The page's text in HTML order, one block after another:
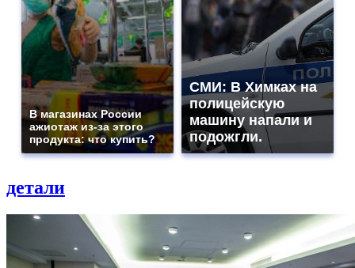
В магазинах России
ажиотаж из-за этого
продукта: что купить?
СМИ: В Химках на
полицейскую
машину напали и
подожгли.
детали